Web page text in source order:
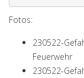
Fotos:
230522-
Feuerwehr
230522-